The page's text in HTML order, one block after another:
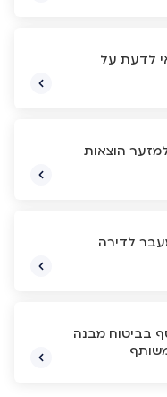
לדעת על
הוצאות
לדירה
בביטוח מבנה